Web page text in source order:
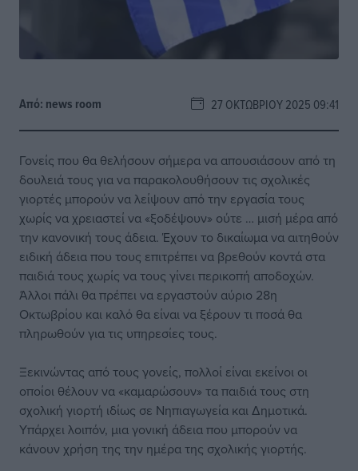
Από: news room 27 ΟΚΤΩΒΡΊΟΥ 2025 09:41
Γονείς που θα θελήσουν σήμερα να απουσιάσουν από τη
δουλειά τους για να παρακολουθήσουν τις σχολικές
γιορτές μπορούν να λείψουν από την εργασία τους
χωρίς να χρειαστεί να «ξοδέψουν» ούτε … μισή μέρα από
την κανονική τους άδεια. Έχουν το δικαίωμα να αιτηθούν
ειδική άδεια που τους επιτρέπει να βρεθούν κοντά στα
παιδιά τους χωρίς να τους γίνει περικοπή αποδοχών.
Άλλοι πάλι θα πρέπει να εργαστούν αύριο 28η
Οκτωβρίου και καλό θα είναι να ξέρουν τι ποσά θα
πληρωθούν για τις υπηρεσίες τους.
Ξεκινώντας από τους γονείς, πολλοί είναι εκείνοι οι
οποίοι θέλουν να «καμαρώσουν» τα παιδιά τους στη
σχολική γιορτή ιδίως σε Νηπιαγωγεία και Δημοτικά.
Υπάρχει λοιπόν, μια γονική άδεια που μπορούν να
κάνουν χρήση της την ημέρα της σχολικής γιορτής.